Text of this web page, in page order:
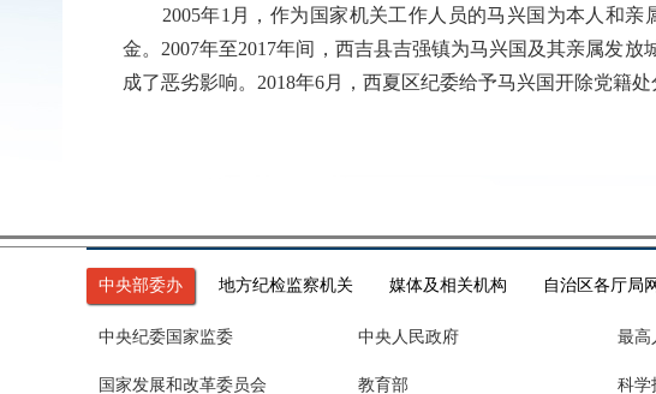
2005年1月，作为国家机关工作人员的马兴国为本人和亲
金。2007年至2017年间，西吉县吉强镇为马兴国及其亲属发
成了恶劣影响。2018年6月，西夏区纪委给予马兴国开除党籍
中央部委办 地方纪检监察机关 媒体及相关机构 自治区各厅局
中央纪委国家监委 中央人民政府 最高
国家发展和改革委员会 教育部 科学